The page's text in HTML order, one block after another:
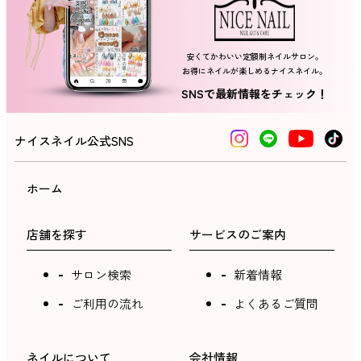
安くてかわいい定額制ネイルサロン。
お得にネイルが楽しめるナイスネイル。
SNSで最新情報をチェック！
ナイスネイル公式SNS
ホーム
店舗を探す
サロン検索
ご利用の流れ
サービスのご案内
新着情報
よくあるご質問
ネイルについて 会社情報